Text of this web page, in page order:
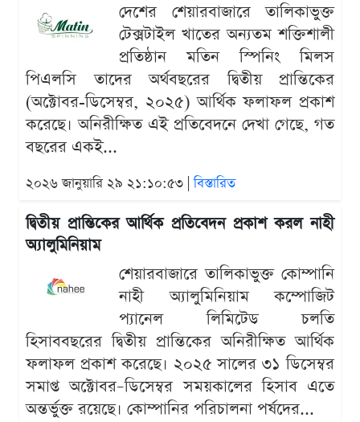
দেশের শেয়ারবাজারে তালিকাভুক্ত
টেক্সটাইল খাতের অন্যতম শক্তিশালী
প্রতিষ্ঠান মতিন স্পিনিং মিলস
পিএলসি তাদের অর্থবছরের দ্বিতীয় প্রান্তিকের
(অক্টোবর-ডিসেম্বর, ২০২৫) আর্থিক ফলাফল প্রকাশ
করেছে। অনিরীক্ষিত এই প্রতিবেদনে দেখা গেছে, গত
বছরের একই...
২০২৬ জানুয়ারি ২৯ ২১:১০:৫৩ |বিস্তারিত
দ্বিতীয় প্রান্তিকের আর্থিক প্রতিবেদন প্রকাশ করল নাহী
অ্যালুমিনিয়াম
শেয়ারবাজারে তালিকাভুক্ত কোম্পানি
নাহী অ্যালুমিনিয়াম কম্পোজিট
প্যানেল লিমিটেড চলতি
হিসাববছরের দ্বিতীয় প্রান্তিকের অনিরীক্ষিত আর্থিক
ফলাফল প্রকাশ করেছে। ২০২৫ সালের ৩১ ডিসেম্বর
সমাপ্ত অক্টোবর–ডিসেম্বর সময়কালের হিসাব এতে
অন্তর্ভুক্ত রয়েছে। কোম্পানির পরিচালনা পর্ষদের...